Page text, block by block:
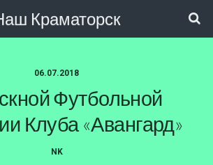
Краматорск
06.07.2018
Футбольной
Клуба «Авангард»
NK